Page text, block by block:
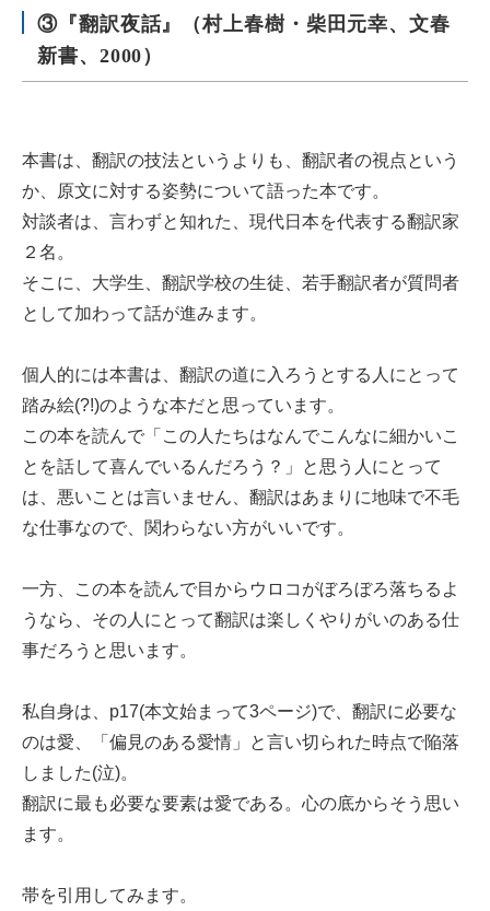
③『翻訳夜話』（村上春樹・柴田元幸、文春
新書、2000）
本書は、翻訳の技法というよりも、翻訳者の視点という
か、原文に対する姿勢について語った本です。
対談者は、言わずと知れた、現代日本を代表する翻訳家
２名。
そこに、大学生、翻訳学校の生徒、若手翻訳者が質問者
として加わって話が進みます。
個人的には本書は、翻訳の道に入ろうとする人にとって
踏み絵(?!)のような本だと思っています。
この本を読んで「この人たちはなんでこんなに細かいこ
とを話して喜んでいるんだろう？」と思う人にとって
は、悪いことは言いません、翻訳はあまりに地味で不毛
な仕事なので、関わらない方がいいです。
一方、この本を読んで目からウロコがぼろぼろ落ちるよ
うなら、その人にとって翻訳は楽しくやりがいのある仕
事だろうと思います。
私自身は、p17(本文始まって3ページ)で、翻訳に必要な
のは愛、「偏見のある愛情」と言い切られた時点で陥落
しました(泣)。
翻訳に最も必要な要素は愛である。心の底からそう思い
ます。
帯を引用してみます。